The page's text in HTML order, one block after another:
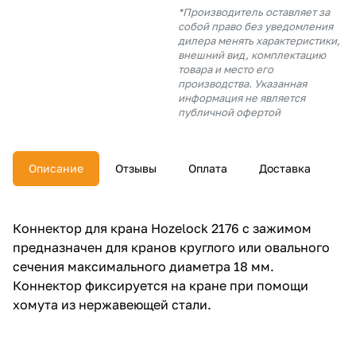
*Производитель оставляет за
собой право без уведомления
дилера менять характеристики,
внешний вид, комплектацию
товара и место его
производства. Указанная
информация не является
публичной офертой
Описание Отзывы Оплата Доставка
Коннектор для крана Hozelock 2176 с зажимом
предназначен для кранов круглого или овального
сечения максимального диаметра 18 мм.
Коннектор фиксируется на кране при помощи
хомута из нержавеющей стали.